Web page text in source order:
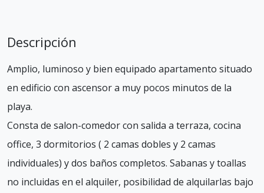
Descripción
Amplio, luminoso y bien equipado apartamento situado
en edificio con ascensor a muy pocos minutos de la
playa.
Consta de salon-comedor con salida a terraza, cocina
office, 3 dormitorios ( 2 camas dobles y 2 camas
individuales) y dos baños completos. Sabanas y toallas
no incluidas en el alquiler, posibilidad de alquilarlas bajo